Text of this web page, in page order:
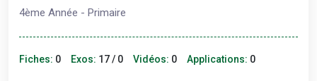
4ème Année - Primaire
Fiches: 0 Exos: 17 / 0 Vidéos: 0 Applications: 0